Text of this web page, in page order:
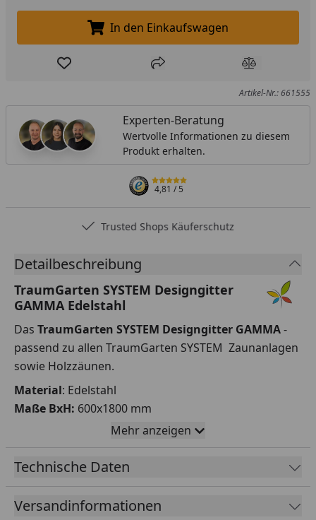
In den Einkaufswagen legen
In den Einkaufswagen
Produkt zur Wunschliste hinzufügen
Teilen Produkt
Artikel-Nr.: 661555
Experten-Beratung
Wertvolle Informationen zu diesem
Produkt erhalten.
4,81/ 5
Trusted Shops Käuferschutz
Detailbeschreibung
TraumGarten SYSTEM Designgitter
GAMMA Edelstahl
Das TraumGarten SYSTEM Designgitter GAMMA-
passend zu allen TraumGarten SYSTEM Zaunanlagen
sowie Holzzäunen.
Material: Edelstahl
Maße BxH: 600x1800 mm
2 Klemmleisten aus Edelstahl für die Montage am
Pfosten BASIC und am Klemmpfosten sind im
Lieferumfang enthalten.
Zur Befestigung an den TraumGarten Metallpfosten
wird das TraumGarten U-Montageprofil benötigt.
Mehr anzeigen
Technische Daten
Versandinformationen